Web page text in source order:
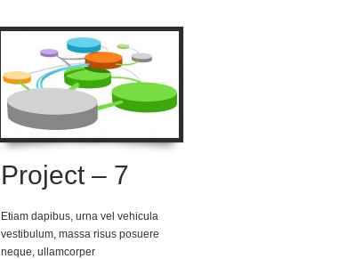
Project – 7
Etiam dapibus, urna vel vehicula
vestibulum, massa risus posuere
neque, ullamcorper